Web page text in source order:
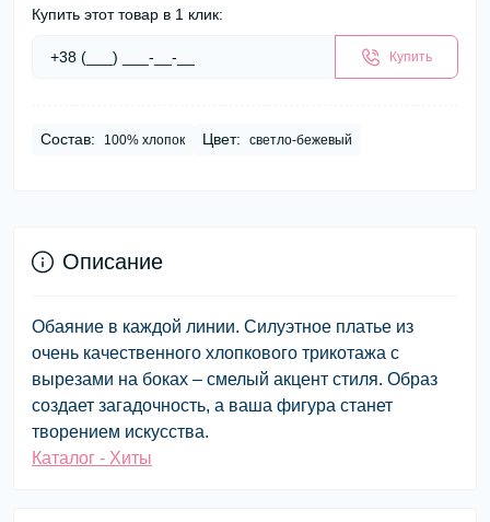
Купить этот товар в 1 клик:
Купить
Состав: 100% хлопок Цвет: светло-бежевый
Описание
Обаяние в каждой линии. Силуэтное платье из
очень качественного хлопкового трикотажа с
вырезами на боках – смелый акцент стиля. Образ
создает загадочность, а ваша фигура станет
творением искусства.
Каталог - Хиты